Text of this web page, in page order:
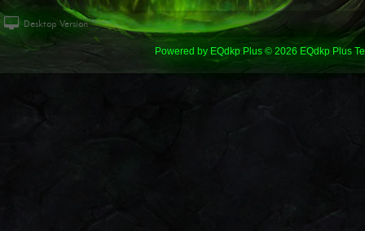
Desktop Version
Powered by EQdkp Plus© 2026 EQdkp Plus